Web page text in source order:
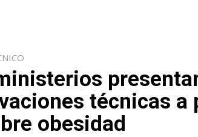
técnicas a
obesidad